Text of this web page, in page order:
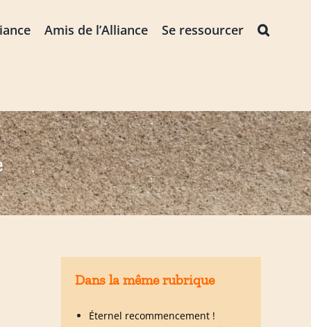
Amis de l’Alliance Se ressourcer
Dans la même rubrique
Éternel recommencement !